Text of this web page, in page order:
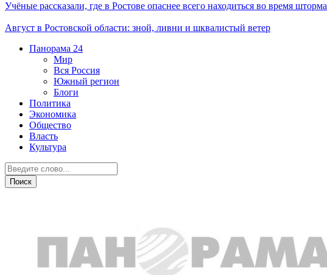
Учёные рассказали, где в Ростове опаснее всего находиться во время шторма
Август в Ростовской области: зной, ливни и шквалистый ветер
Панорама 24
Мир
Вся Россия
Южный регион
Блоги
Политика
Экономика
Общество
Власть
Культура